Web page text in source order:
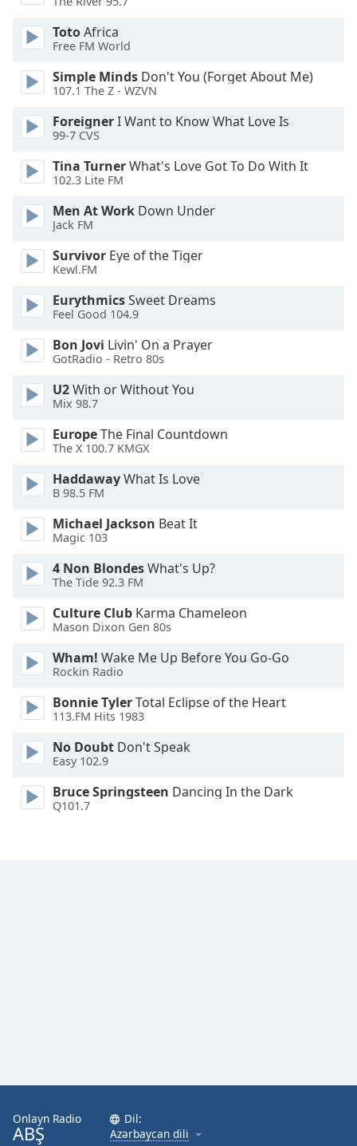
dialog
window.
cancel
and
close
window.
Text
Color
Opacity
Color
Opacity
Caption
Area
Background
Color
Opacity
Font
Text
Edge
Family
Reset
Done
TotoAfrica
Free FM World
Simple Minds Don't You (Forget About Me)
107.1 The Z - WZVN
ForeignerI Want to Know What Love Is
99-7 CVS
Tina TurnerWhat's Love Got To Do With It
102.3 Lite FM
Men At Work Down Under
Jack FM
Survivor Eye of the Tiger
Kewl.FM
EurythmicsSweet Dreams
Feel Good 104.9
Bon Jovi Livin' On a Prayer
GotRadio - Retro 80s
U2With or Without You
Mix 98.7
EuropeThe Final Countdown
The X 100.7 KMGX
HaddawayWhat Is Love
B 98.5 FM
Michael Jackson Beat It
Magic 103
4 Non BlondesWhat's Up?
The Tide 92.3 FM
Culture Club Karma Chameleon
Mason Dixon Gen 80s
Wham! Wake Me Up Before You Go-Go
Rockin Radio
Bonnie TylerTotal Eclipse of the Heart
113.FM Hits 1983
No Doubt Don't Speak
Easy 102.9
Bruce Springsteen Dancing In the Dark
Q101.7
Onlayn Radio
ABŞ
Dil:
Azərbaycan dili